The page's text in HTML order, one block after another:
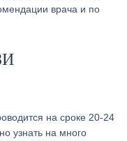
врача и по
на сроке 20-24
узнать на много